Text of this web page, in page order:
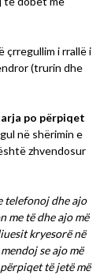
çrregullim i rrallë i
(trurin dhe
po përpiqet
në shërimin e
zhvendosur
telefonoj dhe ajo
me të dhe ajo më
kryesorë në
se ajo më
të jetë më